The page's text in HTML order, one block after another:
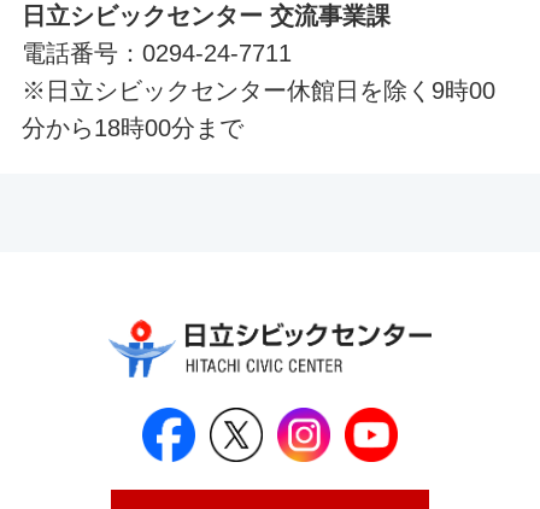
日立シビックセンター 交流事業課
電話番号：0294-24-7711
※日立シビックセンター休館日を除く9時00
分から18時00分まで
日立シビックセンター公式
日立シビックセンター
日立シビックセ